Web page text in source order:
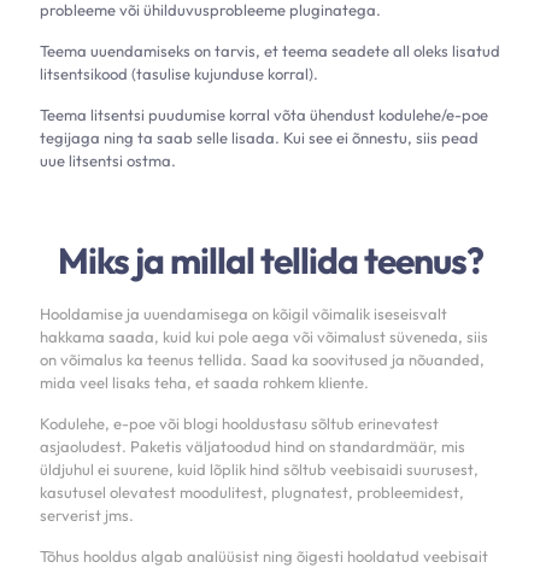
probleeme või ühilduvusprobleeme pluginatega.
Teema uuendamiseks on tarvis, et teema seadete all oleks lisatud
litsentsikood (tasulise kujunduse korral).
Teema litsentsi puudumise korral võta ühendust kodulehe/e-poe
tegijaga ning ta saab selle lisada. Kui see ei õnnestu, siis pead
uue litsentsi ostma.
Miks ja millal tellida teenus?
Hooldamise ja uuendamisega on kõigil võimalik iseseisvalt
hakkama saada, kuid kui pole aega või võimalust süveneda, siis
on võimalus ka teenus tellida. Saad ka soovitused ja nõuanded,
mida veel lisaks teha, et saada rohkem kliente.
Kodulehe, e-poe või blogi hooldustasu sõltub erinevatest
asjaoludest. Paketis väljatoodud hind on standardmäär, mis
üldjuhul ei suurene, kuid lõplik hind sõltub veebisaidi suurusest,
kasutusel olevatest moodulitest, plugnatest, probleemidest,
serverist jms.
Tõhus hooldus algab analüüsist ning õigesti hooldatud veebisait